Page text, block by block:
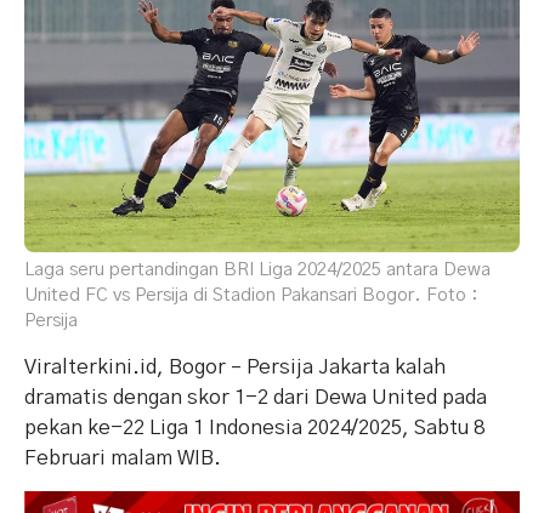
Laga seru pertandingan BRI Liga 2024/2025 antara Dewa
United FC vs Persija di Stadion Pakansari Bogor. Foto :
Persija
Viralterkini.id, Bogor – Persija Jakarta kalah
dramatis dengan skor 1-2 dari Dewa United pada
pekan ke-22 Liga 1 Indonesia 2024/2025, Sabtu 8
Februari malam WIB.